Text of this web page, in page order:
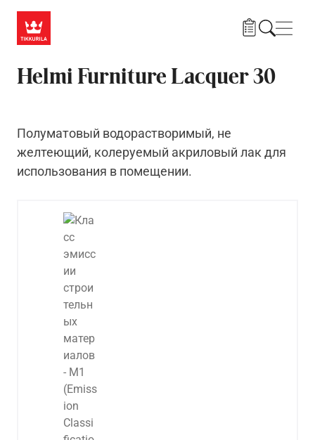
Helmi Furniture Lacquer 30
Полуматовый водорастворимый, не
желтеющий, колеруемый акриловый лак для
использования в помещении.